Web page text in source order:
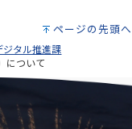
ページの先頭へ
ジタル推進課
について